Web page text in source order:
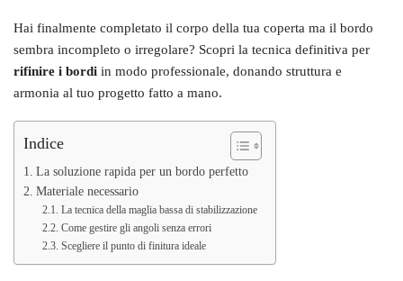
Hai finalmente completato il corpo della tua coperta ma il bordo
sembra incompleto o irregolare? Scopri la tecnica definitiva per
rifinire i bordi in modo professionale, donando struttura e
armonia al tuo progetto fatto a mano.
Indice
La soluzione rapida per un bordo perfetto
Materiale necessario
La tecnica della maglia bassa di stabilizzazione
Come gestire gli angoli senza errori
Scegliere il punto di finitura ideale